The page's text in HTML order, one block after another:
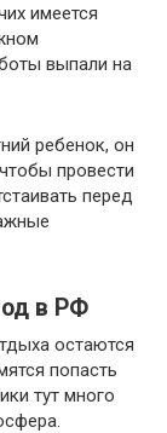
имеется
выпали на
ребенок, он
провести
перед
в РФ
остаются
попасть
тут много